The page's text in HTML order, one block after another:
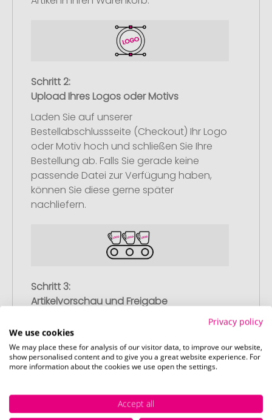
Schritt 2:
Upload Ihres Logos oder Motivs
Laden Sie auf unserer
Bestellabschlussseite (Checkout) Ihr Logo
oder Motiv hoch und schließen Sie Ihre
Bestellung ab. Falls Sie gerade keine
passende Datei zur Verfügung haben,
können Sie diese gerne später
nachliefern.
Schritt 3:
Artikelvorschau und Freigabe
Druckvorschau mit Ihrem Design. Sobald
Sie diese freigeben, starten wir
umgehend mit der Produktion.
Privacy policy
We use cookies
We may place these for analysis of our visitor data, to improve our website,
show personalised content and to give you a great website experience. For
more information about the cookies we use open the settings.
Accept all